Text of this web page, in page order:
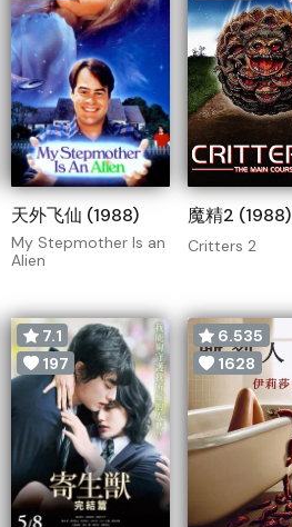
天外飞仙 (1988)
My Stepmother Is an
Alien
魔精2 (1988)
Critters 2
7.1
197
6.535
1628